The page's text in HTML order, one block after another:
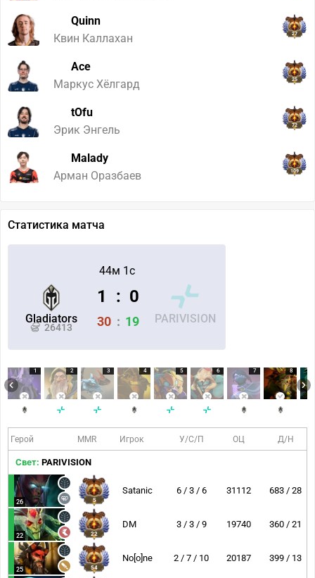
Quinn
Квин Каллахан
27
Ace
Маркус Хёлгард
25
tOfu
Эрик Энгель
72
Malady
Арман Оразбаев
109
Статистика матча
44м 1с
Gladiators
26413
PARIVISION
1 : 0
30 : 19
1 2 3 4 5 6 7 8
Герой MMR Игрок У/С/П ОЦ Д/Н
Свет: PARIVISION
26 5
Satanic 6 / 3 / 6 31112 683 / 28
22 22
DM 3 / 3 / 9 19740 360 / 21
25 54
No[o]ne 2 / 7 / 10 20187 399 / 13